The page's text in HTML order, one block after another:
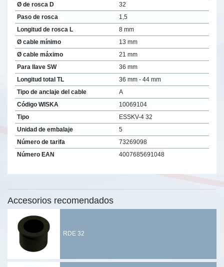
Ø de rosca D
32
Paso de rosca
1,5
Longitud de rosca L
8 mm
Ø cable mínimo
13 mm
Ø cable máximo
21 mm
Para llave SW
36 mm
Longitud total TL
36 mm - 44 mm
Tipo de anclaje del cable
A
Código WISKA
10069104
Tipo
ESSKV-4 32
Unidad de embalaje
5
Número de tarifa
73269098
Número EAN
4007685691048
Accesorios recomendados
RDE 32